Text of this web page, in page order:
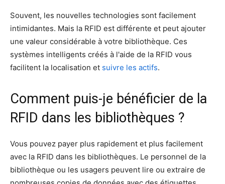
Souvent, les nouvelles technologies sont facilement
intimidantes. Mais la RFID est différente et peut ajouter
une valeur considérable à votre bibliothèque. Ces
systèmes intelligents créés à l'aide de la RFID vous
facilitent la localisation et suivre les actifs.
Comment puis-je bénéficier de la
RFID dans les bibliothèques ?
Vous pouvez payer plus rapidement et plus facilement
avec la RFID dans les bibliothèques. Le personnel de la
bibliothèque ou les usagers peuvent lire ou extraire de